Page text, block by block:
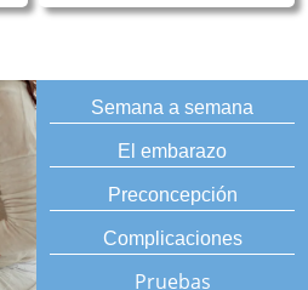
Semana a semana
El embarazo
Preconcepción
Complicaciones
Pruebas